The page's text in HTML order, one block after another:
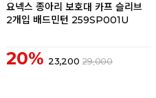
요넥스 종아리 보호대 카프 슬리브
2개입 배드민턴 259SP001U
20% 23,200 29,000